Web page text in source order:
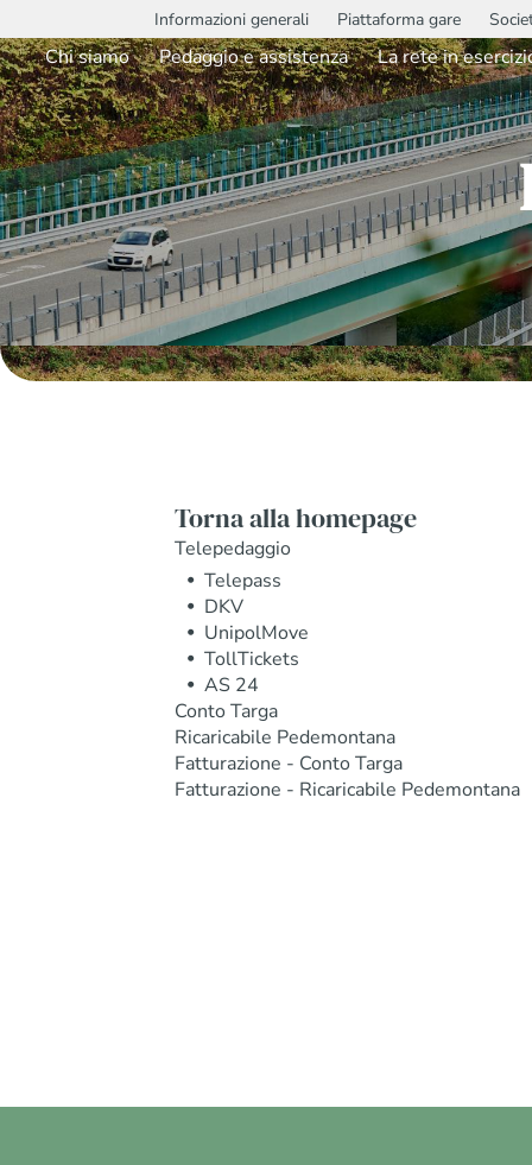
Informazioni generali Piattaforma gare
Chi siamo Pedaggio e assistenza La rete in
Torna alla homepage
Telepedaggio
Telepass
DKV
UnipolMove
TollTickets
AS 24
Conto Targa
Ricaricabile Pedemontana
Fatturazione - Conto Targa
Fatturazione - Ricaricabile Pedemontana